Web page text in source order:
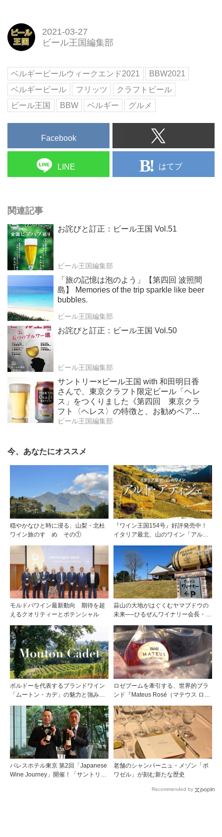
2021-03-27
ビール王国編集部
ベルギービールウィークエンド2021
BBW2021
ベルギービール
フリッツ
クラフトビール
ビール王国
BBW ベルギー グルメ
Facebook
LINE はてブ
関連記事
お詫びと訂正：ビール王国 Vol.51
ビール王国編集部
「旅の記憶は泡のよう」【第四回 波照間
島】 Memories of the trip sparkle like beer
bubbles.
ビール王国編集部
お詫びと訂正：ビール王国 Vol.50
ビール王国編集部
サントリー×ビール王国 with 和田明日香
さんで、東京クラフト限定ビール「ヘレ
ス」をつくりました《第四回 東京クラ
フト〈ヘレス〉の特徴と、お勧めペアリ
ング》
ビール王国編集部
今、あなたにオススメ
穏やかなひと時に浸る、山梨・北杜
ワイン旅のすゝめ その①
『ワイン王国154号』好評発売中！
イタリア最北、山のワイン「アル
エが偏愛するシャンパーニュ」第二
特集「この夏の主役！ ナチュラルな
ロゼワイン」
モルドバワイン最新動向 期待を超
えるクオリティーとポテンシャル
蒜山の大地がはぐくむヤマブドウの
未来──ひるぜんワイナリー会長・植
ボルドーを代表するブランドワイン
「ムートン・カデ」の魅力と強みを
ロゼブームを牽引する、世界的ブラ
ンド『Mateus Rosé（マテウス ロ
パレスホテル東京 第2回「Japanese
Wine Journey」開催！「サントリー
老舗のシャンパーニュ・メゾン「ボ
ワゼル」が刻む新たな歴史
Recommended by